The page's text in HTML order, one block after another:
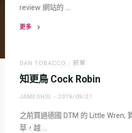
review 網站的 …
更多
納
切
片
St.
Bernard
Flake"
DAN TOBACCO / 菸草
知更鳥 Cock Robin
JAMESHSI 2019/09/27
之前買過德國 DTM 的 Little Wren,
草，越 …